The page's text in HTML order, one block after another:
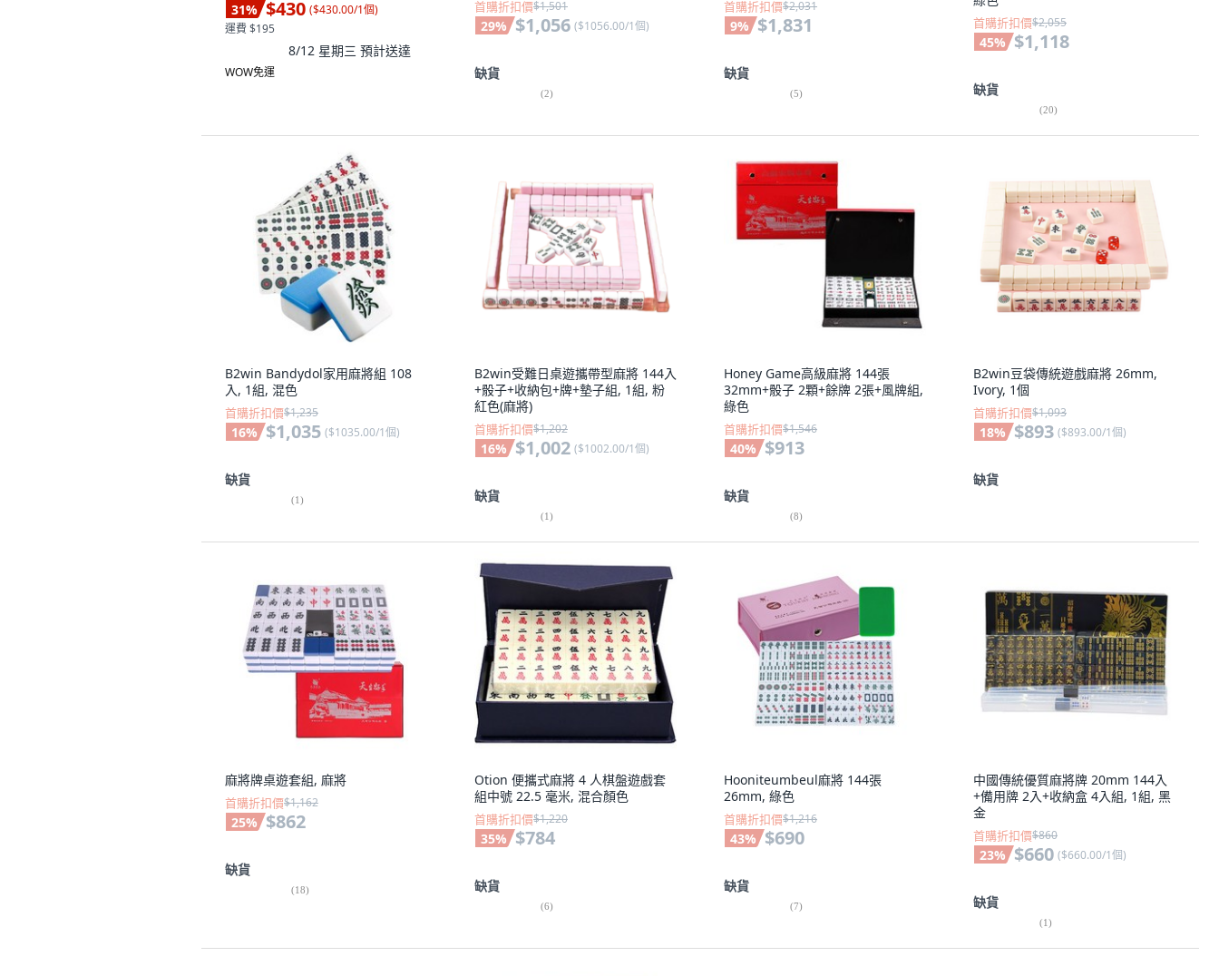
31% $430 ($430.00/1個)
運費 $195
8/12 星期三 預計送達
WOW免運
首購折扣價$1,501
29% $1,056 ($1056.00/1個)
缺貨
(2)
首購折扣價$2,031
9% $1,831
缺貨
(5)
首購折扣價$2,055
45% $1,118
缺貨
(20)
B2win Bandydol家用麻將組 108
入, 1組, 混色
首購折扣價$1,235
16% $1,035 ($1035.00/1個)
缺貨
(1)
B2win受難日桌遊攜帶型麻將 144入
+骰子+收納包+牌+墊子組, 1組, 粉
紅色(麻將)
首購折扣價$1,202
16% $1,002 ($1002.00/1個)
缺貨
(1)
Honey Game高級麻將 144張
32mm+骰子 2顆+餘牌 2張+風牌組,
綠色
首購折扣價$1,546
40% $913
缺貨
(8)
B2win豆袋傳統遊戲麻將 26mm,
Ivory, 1個
首購折扣價$1,093
18% $893 ($893.00/1個)
缺貨
麻將牌桌遊套組, 麻將
首購折扣價$1,162
25% $862
缺貨
(18)
Otion 便攜式麻將 4 人棋盤遊戲套
組中號 22.5 毫米, 混合顏色
首購折扣價$1,220
35% $784
缺貨
(6)
Hooniteumbeul麻將 144張
26mm, 綠色
首購折扣價$1,216
43% $690
缺貨
(7)
中國傳統優質麻將牌 20mm 144入
+備用牌 2入+收納盒 4入組, 1組, 黑
金
首購折扣價$860
23% $660 ($660.00/1個)
缺貨
(1)